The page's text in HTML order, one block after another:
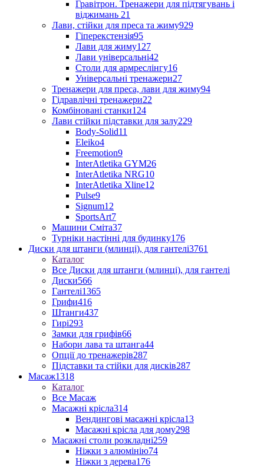
Гравітрон. Тренажери для підтягувань і
віджимань 21
Лави, стійки для преса та жиму929
Гіперекстензія95
Лави для жиму127
Лави універсальні42
Столи для армреслінгу16
Універсальні тренажери27
Тренажери для преса, лави для жиму94
Гідравлічні тренажери22
Комбіновані станки124
Лави стійки підставки для залу229
Body-Solid11
Eleiko4
Freemotion9
InterAtletika GYM26
InterAtletika NRG10
InterAtletika Xline12
Pulse9
Signum12
SportsArt7
Машини Сміта37
Турніки настінні для будинку176
Диски для штанги (млинці), для гантелі3761
Каталог
Все Диски для штанги (млинці), для гантелі
Диски566
Гантелі1365
Грифи416
Штанги437
Гирі293
Замки для грифів66
Набори лава та штанга44
Опції до тренажерів287
Підставки та стійки для дисків287
Масаж1318
Каталог
Все Масаж
Масажні крісла314
Вендингові масажні крісла13
Масажні крісла для дому298
Масажні столи розкладні259
Ніжки з алюмінію74
Ніжки з дерева176